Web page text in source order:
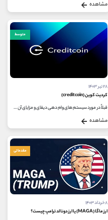
مشاهده
متوسط
۲۸ تیر ۱۴۰۳
کردیت کوین (creditcoin)
قبلاً در مورد سیستم‌ های وام دهی دیفای و مزایای آن صحبت کرده‌ایم اما هنوز یک شکاف در سیستم وام‌ دهی مبتنی بر اعتبار در...
مشاهده
مقدماتی
۸ خرداد ۱۴۰۳
ارز ماگا (MAGA) یا ارز دونالد ترامپ چیست؟